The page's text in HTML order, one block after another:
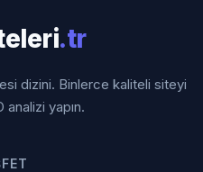
.tr
dizini. Binlerce kaliteli siteyi
yapın.